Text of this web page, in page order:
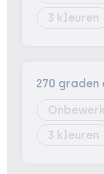
3
270 graden
3